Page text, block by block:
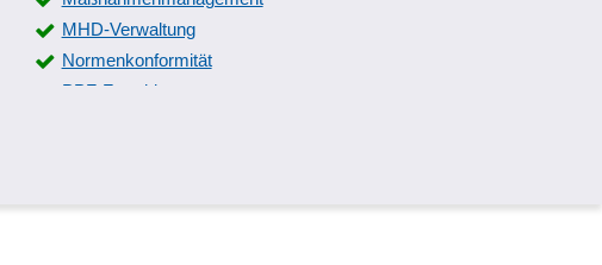
MHD-Verwaltung
Normenkonformität
PPF-Formblatt
Prüfschärfe